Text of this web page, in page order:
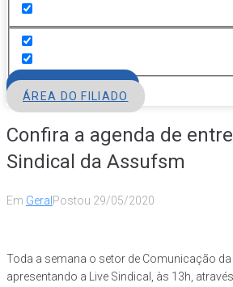
ÁREA DO FILIADO
Confira a agenda de
Sindical da Assufsm
Em Geral Postou 29/05/2020
Toda a semana o setor de Comunicação
apresentando a Live Sindical, às 13h,